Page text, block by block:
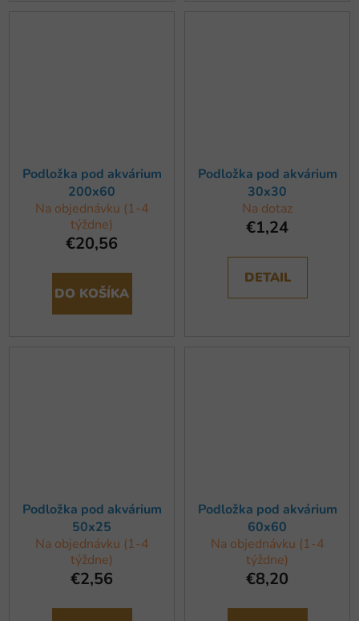
Podložka pod akvárium
200x60
Na objednávku (1-4
týždne)
€20,56
DO KOŠÍKA
Podložka pod akvárium
30x30
Na dotaz
€1,24
DETAIL
Podložka pod akvárium
50x25
Na objednávku (1-4
týždne)
€2,56
Podložka pod akvárium
60x60
Na objednávku (1-4
týždne)
€8,20